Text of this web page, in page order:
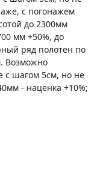
с погонажем
до 2300мм
мм +50%, до
ряд полотен по
Возможно
с шагом 5см, но не
- наценка +10%;